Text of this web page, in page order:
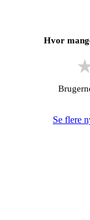
Hvor
Se flere